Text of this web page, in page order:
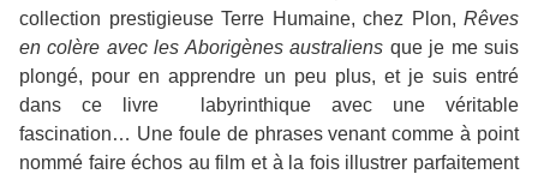
collection prestigieuse Terre Humaine, chez Plon, Rêves
en colère avec les Aborigènes australiens que je me suis
plongé, pour en apprendre un peu plus, et je suis entré
dans ce livre labyrinthique avec une véritable
fascination… Une foule de phrases venant comme à point
nommé faire échos au film et à la fois illustrer parfaitement